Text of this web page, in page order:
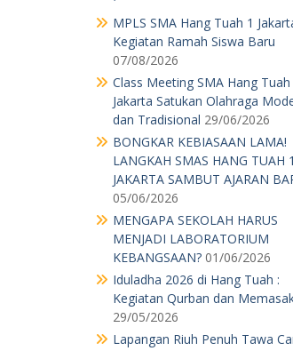
MPLS SMA Hang Tuah 1
Kegiatan Ramah Siswa Baru
07/08/2026
Class Meeting SMA Hang Tuah
Jakarta Satukan Olahraga
dan Tradisional 29/06/2026
BONGKAR KEBIASAAN LAMA!
LANGKAH SMAS HANG TUAH 1
JAKARTA SAMBUT AJARAN
05/06/2026
MENGAPA SEKOLAH HARUS
MENJADI LABORATORIUM
KEBANGSAAN? 01/06/2026
Iduladha 2026 di Hang Tuah :
Kegiatan Qurban dan
29/05/2026
Lapangan Riuh Penuh Tawa